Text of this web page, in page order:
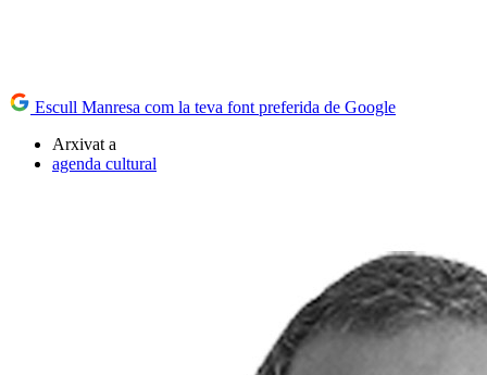
Escull Manresa com la teva font preferida de Google
Arxivat a
agenda cultural